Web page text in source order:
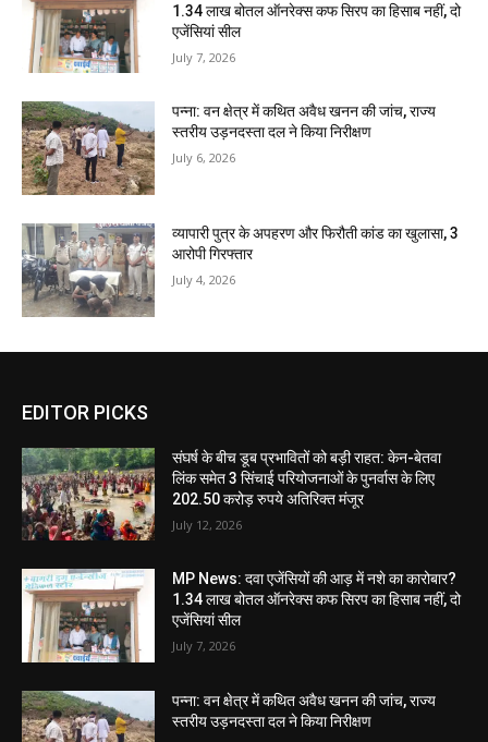
1.34 लाख बोतल ऑनरेक्स कफ सिरप का हिसाब नहीं, दो
एजेंसियां सील
July 7, 2026
पन्ना: वन क्षेत्र में कथित अवैध खनन की जांच, राज्य
स्तरीय उड़नदस्ता दल ने किया निरीक्षण
July 6, 2026
व्यापारी पुत्र के अपहरण और फिरौती कांड का खुलासा, 3
आरोपी गिरफ्तार
July 4, 2026
EDITOR PICKS
संघर्ष के बीच डूब प्रभावितों को बड़ी राहत: केन-बेतवा
लिंक समेत 3 सिंचाई परियोजनाओं के पुनर्वास के लिए
202.50 करोड़ रुपये अतिरिक्त मंजूर
July 12, 2026
MP News: दवा एजेंसियों की आड़ में नशे का कारोबार?
1.34 लाख बोतल ऑनरेक्स कफ सिरप का हिसाब नहीं, दो
एजेंसियां सील
July 7, 2026
पन्ना: वन क्षेत्र में कथित अवैध खनन की जांच, राज्य
स्तरीय उड़नदस्ता दल ने किया निरीक्षण